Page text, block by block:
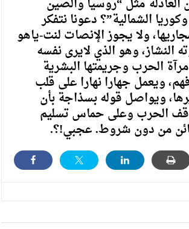
مثل “روسيا والصين
الشمالية”؟ دعونا نتفكر
ولا يجوز الإنصات لنت-ياهو
النشاز، وهو الذي لايرى نفسه
الحرب وجريمتها البشرية
ويعمل جهارا نهارا على قلب
ويواصل قوله بسذاجة بأن
الحرب وعلى حماس تسليم
من دون شروط. عجبي!؟.